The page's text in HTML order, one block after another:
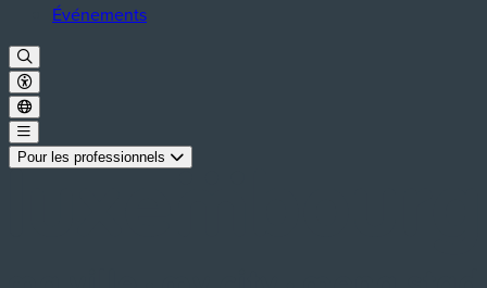
Événements
Pour les professionnels